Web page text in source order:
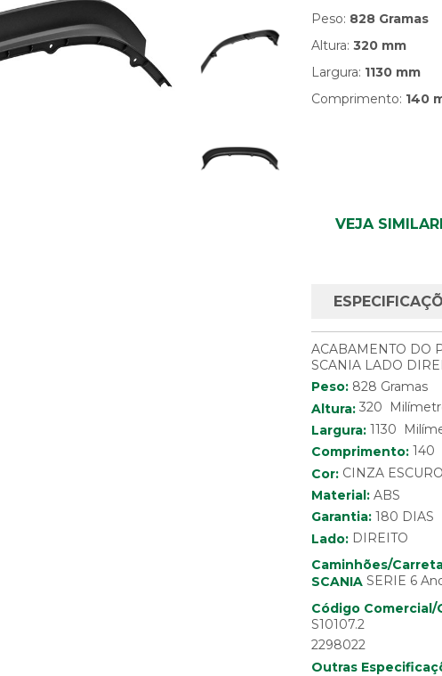
Peso: 828 Gramas
Altura: 320 mm
Largura: 1130 mm
Comprimento: 140
VEJA
ACABAMENTO DO
SCANIA LADO
Peso: 828 Gramas
Altura:320
Largura:1130
Comprimento:140
Cor: CINZA ESCURO
Material: ABS
Garantia: 180 DIAS
Lado: DIREITO
Caminhões/
SCANIASERIE 6
Código Comercial/
S10107.2
2298022
Outras